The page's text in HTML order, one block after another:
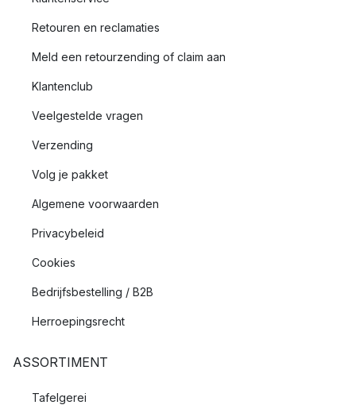
Retouren en reclamaties
Meld een retourzending of claim aan
Klantenclub
Veelgestelde vragen
Verzending
Volg je pakket
Algemene voorwaarden
Privacybeleid
Cookies
Bedrijfsbestelling / B2B
Herroepingsrecht
ASSORTIMENT
Tafelgerei